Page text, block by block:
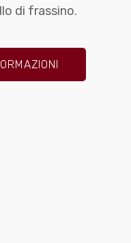
di frassino.